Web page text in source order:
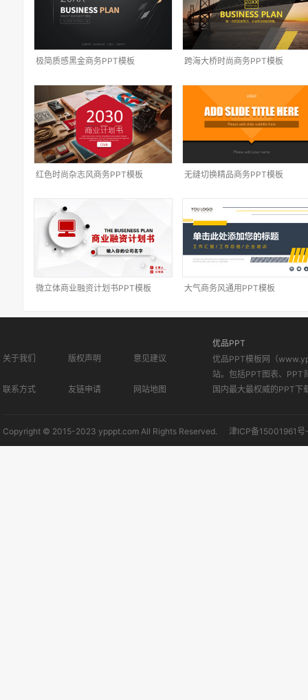
极简质感黑金商务PPT模板 跨海大桥时尚商务PPT模板
红色时尚杂志风商务PPT模板 无缝切换精品商务PPT模板
微立体商业融资计划书PPT模板 大气商务风通用PPT模板
关于我们 版权声明 意见建议
联系方式 友链申请 网站地图
优品PPT
优品PPT模板网（
站。包括PPT图表、PPT
国内最大最权威的PPT下
Copyright © 2015-2023 ypppt.com All Rights Reserved. 津ICP备15001961号